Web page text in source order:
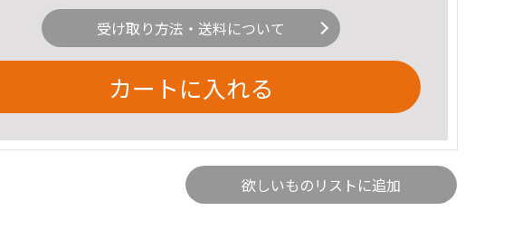
受け取り方法・送料について
カートに入れる
欲しいものリストに追加